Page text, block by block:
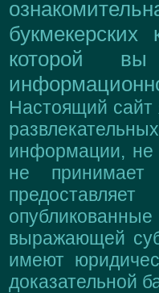
которой
Настоящий сайт
информации, не
не
выражающей
имеют
доказательной